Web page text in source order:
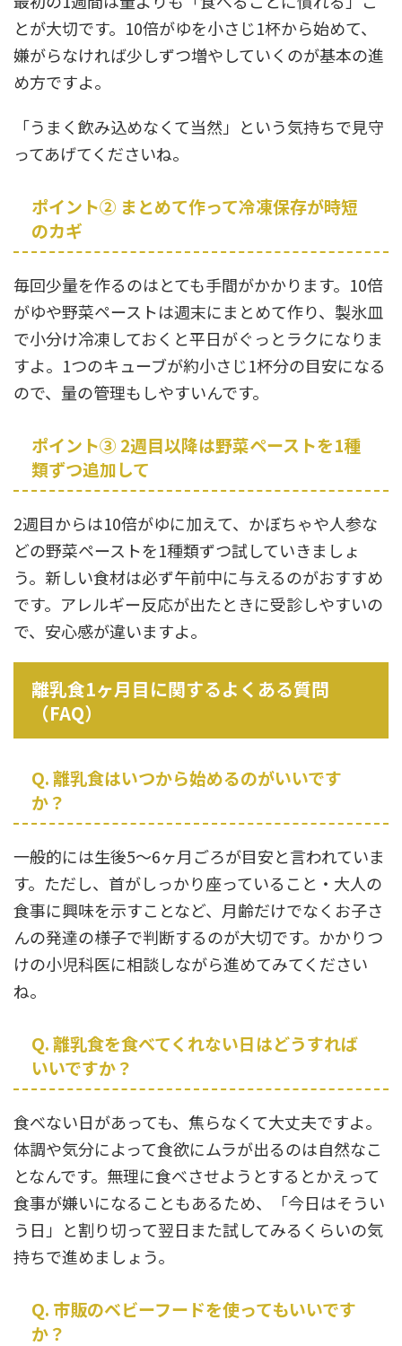
とが大切です。10倍がゆを小さじ1杯から始めて、
嫌がらなければ少しずつ増やしていくのが基本の進
め方ですよ。
「うまく飲み込めなくて当然」という気持ちで見守
ってあげてくださいね。
ポイント② まとめて作って冷凍保存が時短
のカギ
毎回少量を作るのはとても手間がかかります。10倍
がゆや野菜ペーストは週末にまとめて作り、製氷皿
で小分け冷凍しておくと平日がぐっとラクになりま
すよ。1つのキューブが約小さじ1杯分の目安になる
ので、量の管理もしやすいんです。
ポイント③ 2週目以降は野菜ペーストを1種
類ずつ追加して
2週目からは10倍がゆに加えて、かぼちゃや人参な
どの野菜ペーストを1種類ずつ試していきましょ
う。新しい食材は必ず午前中に与えるのがおすすめ
です。アレルギー反応が出たときに受診しやすいの
で、安心感が違いますよ。
離乳食1ヶ月目に関するよくある質問
（FAQ）
Q. 離乳食はいつから始めるのがいいです
か？
一般的には生後5〜6ヶ月ごろが目安と言われていま
す。ただし、首がしっかり座っていること・大人の
食事に興味を示すことなど、月齢だけでなくお子さ
んの発達の様子で判断するのが大切です。かかりつ
けの小児科医に相談しながら進めてみてください
ね。
Q. 離乳食を食べてくれない日はどうすれば
いいですか？
食べない日があっても、焦らなくて大丈夫ですよ。
体調や気分によって食欲にムラが出るのは自然なこ
となんです。無理に食べさせようとするとかえって
食事が嫌いになることもあるため、「今日はそうい
う日」と割り切って翌日また試してみるくらいの気
持ちで進めましょう。
Q. 市販のベビーフードを使ってもいいです
か？